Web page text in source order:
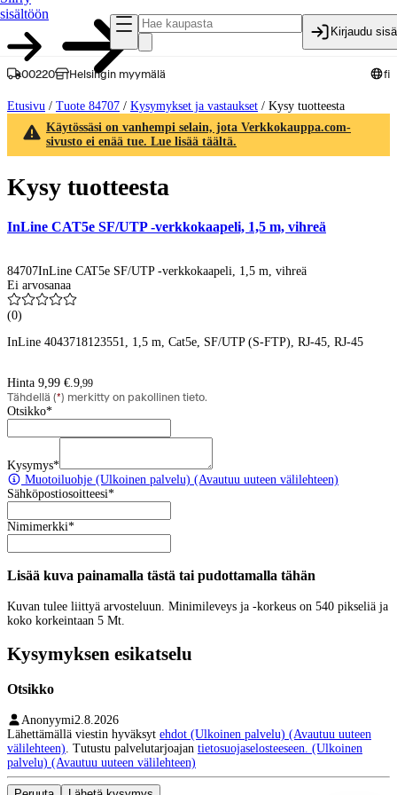
sisältöön
Kirjaudu
00220 Helsingin myymälä fi
Etusivu / Tuote 84707 / Kysymykset ja vastaukset / Kysy tuotteesta
Käytössäsi on vanhempi selain, jota Verkkokauppa.com-
sivusto ei enää tue. Lue lisää täältä.
Kysy tuotteesta
InLine CAT5e SF/UTP -verkkokaapeli, 1,5 m, vihreä
84707InLine CAT5e SF/UTP -verkkokaapeli, 1,5 m, vihreä
Ei arvosanaa
(0)
InLine 4043718123551, 1,5 m, Cat5e, SF/UTP (S-FTP), RJ-45, RJ-45
Hinta 9,99 €. 9,99
Tähdellä (*) merkitty on pakollinen tieto.
Otsikko*
Kysymys*
Muotoiluohje (Ulkoinen palvelu) (Avautuu uuteen välilehteen)
Sähköpostiosoitteesi*
Nimimerkki*
Lisää kuva painamalla tästä tai pudottamalla tähän
Kuvan tulee liittyä arvosteluun. Minimileveys ja -korkeus on 540 pikseliä ja
koko korkeintaan 5 Mt.
Kysymyksen esikatselu
Otsikko
Anonyymi2.8.2026
Lähettämällä viestin hyväksyt ehdot (Ulkoinen palvelu) (Avautuu uuteen
välilehteen) . Tutustu palvelutarjoajan tietosuojaselosteeseen. (Ulkoinen
palvelu) (Avautuu uuteen välilehteen)